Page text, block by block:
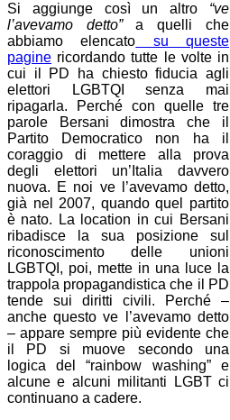
Si aggiunge così un altro “ve
l’avevamo detto”a quelli che
abbiamo elencato su queste
pagine ricordando tutte le volte in
cui il PD ha chiesto fiducia agli
elettori LGBTQI senza mai
ripagarla. Perché con quelle tre
parole Bersani dimostra che il
Partito Democratico non ha il
coraggio di mettere alla prova
degli elettori un’Italia davvero
nuova. E noi ve l’avevamo detto,
già nel 2007, quando quel partito
è nato. La location in cui Bersani
ribadisce la sua posizione sul
riconoscimento delle unioni
LGBTQI, poi, mette in una luce la
trappola propagandistica che il PD
tende sui diritti civili. Perché –
anche questo ve l’avevamo detto
– appare sempre più evidente che
il PD si muove secondo una
logica del “rainbow washing” e
alcune e alcuni militanti LGBT ci
continuano a cadere.